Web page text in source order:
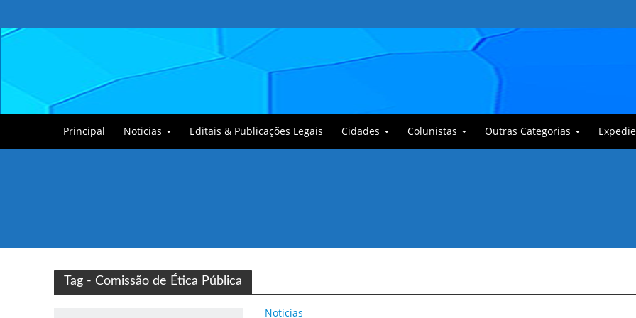
Principal Noticias Editais & Publicações Legais Cidades Colunistas Outras Categorias
Tag - Comissão de Ética Pública
Noticias